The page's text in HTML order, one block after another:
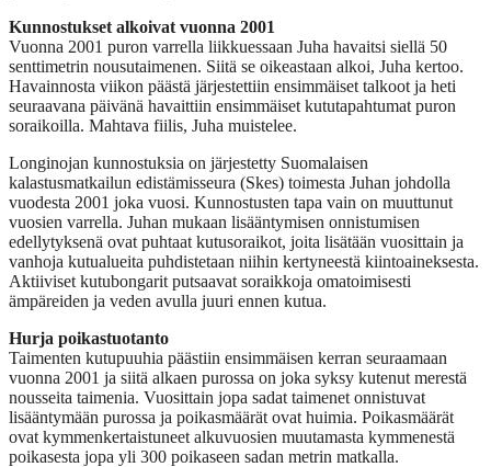
Kunnostukset alkoivat vuonna 2001
Vuonna 2001 puron varrella liikkuessaan Juha havaitsi siellä 50
senttimetrin nousutaimenen. Siitä se oikeastaan alkoi, Juha kertoo.
Havainnosta viikon päästä järjestettiin ensimmäiset talkoot ja heti
seuraavana päivänä havaittiin ensimmäiset kututapahtumat puron
soraikoilla. Mahtava fiilis, Juha muistelee.
Longinojan kunnostuksia on järjestetty Suomalaisen
kalastusmatkailun edistämisseura (Skes) toimesta Juhan johdolla
vuodesta 2001 joka vuosi. Kunnostusten tapa vain on muuttunut
vuosien varrella. Juhan mukaan lisääntymisen onnistumisen
edellytyksenä ovat puhtaat kutusoraikot, joita lisätään vuosittain ja
vanhoja kutualueita puhdistetaan niihin kertyneestä kiintoaineksesta.
Aktiiviset kutubongarit putsaavat soraikkoja omatoimisesti
ämpäreiden ja veden avulla juuri ennen kutua.
Hurja poikastuotanto
Taimenten kutupuuhia päästiin ensimmäisen kerran seuraamaan
vuonna 2001 ja siitä alkaen purossa on joka syksy kutenut merestä
nousseita taimenia. Vuosittain jopa sadat taimenet onnistuvat
lisääntymään purossa ja poikasmäärät ovat huimia. Poikasmäärät
ovat kymmenkertaistuneet alkuvuosien muutamasta kymmenestä
poikasesta jopa yli 300 poikaseen sadan metrin matkalla.